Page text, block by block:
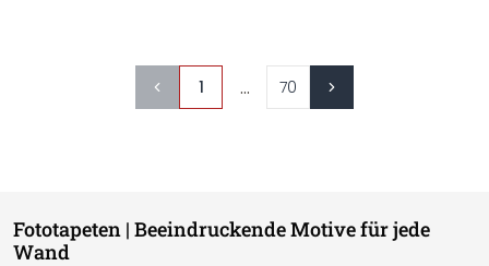
1 ... 70
Fototapeten | Beeindruckende Motive für jede
Wand